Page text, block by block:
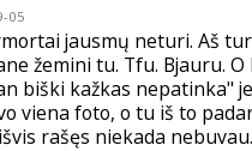
05
jausmų neturi. Aš
žemini tu. Tfu. Bjauru.
biški kažkas nepatinka"
viena foto, o tu iš to
rašęs niekada